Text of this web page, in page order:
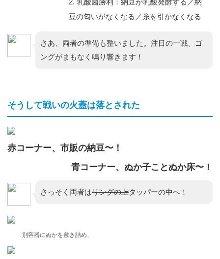
乳酸菌勝利：納豆が乳酸発酵する／納
豆の匂いがなくなる／糸を引かなくなる
さあ、両者の準備も整いました。注目の一戦、ゴ
ングがまもなく鳴り響きます！
そうして戦いの火蓋は落とされた
赤コーナー、市販の納豆〜！
青コーナー、ぬか子ことぬか床〜！
さっそく両者はリングの上タッパーの中へ！
別容器にぬかを敷き詰め、